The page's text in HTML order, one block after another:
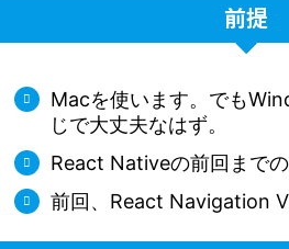
前提
Macを使います。でも
じで大丈夫なはず。
React Nativeの前回までの
前回、React Navigation